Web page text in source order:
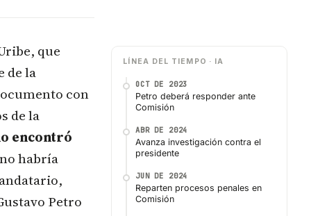
que
de la
con
de la
encontró
habría
Petro
LÍNEA DEL TIEMPO · IA
OCT DE 2023
Petro deberá responder ante
Comisión
ABR DE 2024
Avanza investigación contra el
presidente
JUN DE 2024
Reparten procesos penales en
Comisión